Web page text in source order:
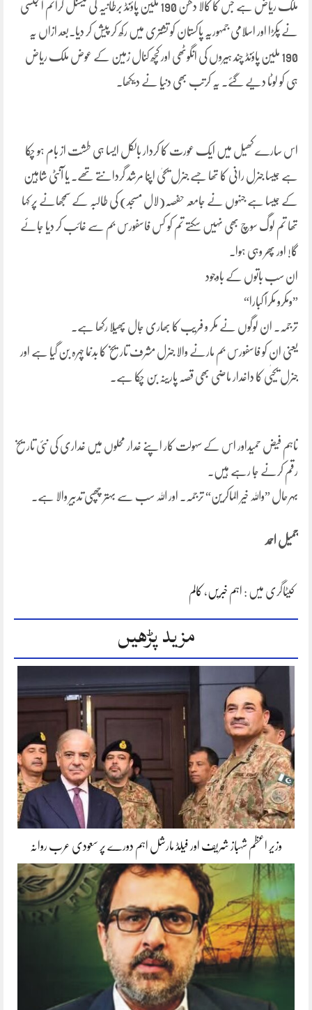
ملک ریاض ہے جس کا کالا دھن 190 ملین پاؤنڈ برطانیہ کی نیشنل کرائم ایجنسی
نے پکڑا اور اسلامی جمہوریہ پاکستان کو تشتری میں رکھ کر پیش کر دیا۔بعد ازاں یہ
190 ملین پاؤنڈ چند ہیروں کی انگوٹھی اور کچھ کنال زمین کے عوض ملک ریاض
ہی کو لوٹا دیے گئے۔ یہ کرتب بھی دنیا نے دیکھا۔
اس سارے کھیل میں ایک عورت کا کردار بالکل ایسا ہی طشت از بام ہو چکا
ہے جیسا جنرل رانی کا تھا جسے جنرل یحیٰ اپنا مرشد گردانتے تھے۔ یا آنٹی شاہین
کے جیسا ہے جنہوں نے جامعہ حفصہ(لال مسجد) کی طالبہ کے سمجھانے پر کہا
تھا تم لوگ سوچ بھی نہیں سکتے تم کو کس فاسفورس بم سے غائب کر دیا جائے
گا! اور پھر وہی ہوا.
ان سب باتوں کے باوجود
”ومکرو مکراً کبارا“
ترجمہ۔ ان لوگوں نے مکر و فریب کا بھاری جال پھیلا رکھا ہے۔
یعنی ان کو فاسفورس بم مارنے والا جنرل مشرف تاریخ کا بدنما چہرہ بن گیا ہے اور
جنرل یحیٰی کا داغدار ماضی بھی قصہ پارینہ بن چکا ہے۔
تاہم فیض حمیداور اس کے سہولت کار اپنے غدار محلوں میں غداری کی نئی تاریخ
رقم کرنے جا رہے ہیں۔
بہرحال ”واللہ خیر الماکرین“ ترجمہ۔ اور اللہ سب سے بہتر چھپی تدبیر والا ہے۔
جمیل احمد
کیٹاگری میں : اہم خبریں ، کالم
مزید پڑھیں
وزیر اعظم شہباز شریف اور فیلڈ مارشل اہم دورے پر سعودی عرب روانہ